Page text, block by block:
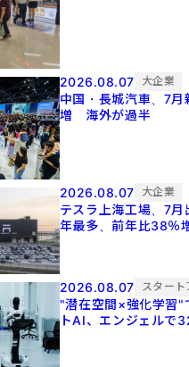
2026.08.07 大企業
中国・長城汽車、7
増 海外が過半
2026.08.07 大企業
テスラ上海工場、7
年最多、前年比38％
2026.08.07 スタート
"潜在空間×強化学習"
トAI、エンジェルで